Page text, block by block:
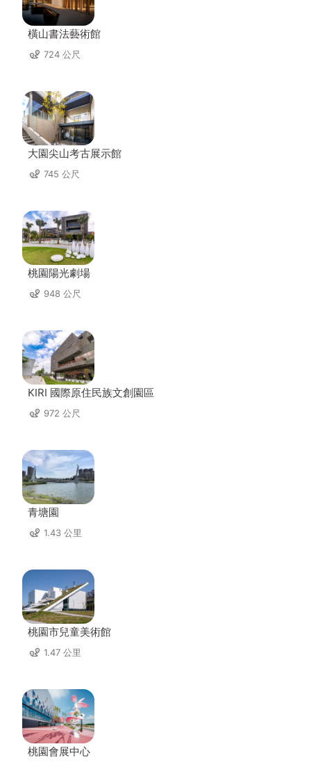
橫山書法藝術館
724 公尺
大園尖山考古展示館
745 公尺
桃園陽光劇場
948 公尺
KIRI 國際原住民族文創園區
972 公尺
青塘園
1.43 公里
桃園市兒童美術館
1.47 公里
桃園會展中心